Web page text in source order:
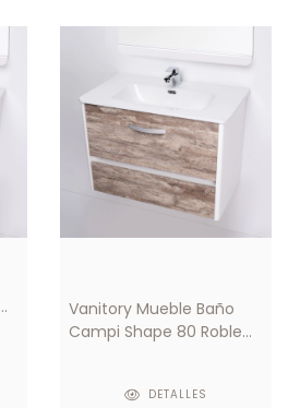
Vanitory Mueble Baño
Campi Shape 80 Roble
DETALLES